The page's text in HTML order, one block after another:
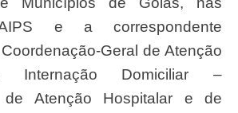
e a correspondente
Geral de Atenção
Internação Domiciliar –
de Atenção Hospitalar e de